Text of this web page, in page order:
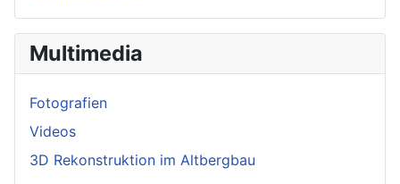
Multimedia
Fotografien
Videos
3D Rekonstruktion im Altbergbau